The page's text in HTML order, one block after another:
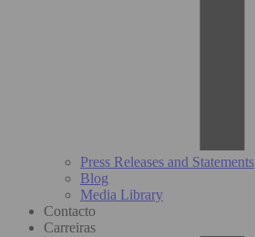
Press Releases and Statements
Blog
Media Library
Contacto
Carreiras